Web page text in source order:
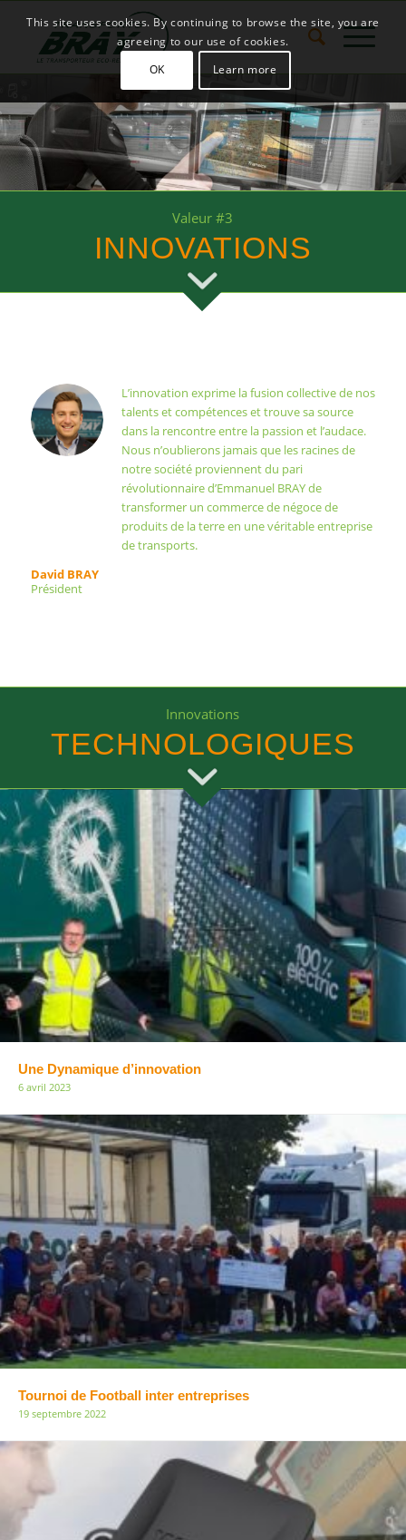
Valeur #3
INNOVATIONS
L’innovation exprime la fusion collective de nos
talents et compétences et trouve sa source
dans la rencontre entre la passion et l’audace.
Nous n’oublierons jamais que les racines de
notre société proviennent du pari
révolutionnaire d’Emmanuel BRAY de
transformer un commerce de négoce de
produits de la terre en une véritable entreprise
de transports.
David BRAY
Président
Innovations
TECHNOLOGIQUES
Une Dynamique d’innovation
6 avril 2023
Tournoi de Football inter entreprises
19 septembre 2022
This site uses cookies. By continuing to browse the site, you are
agreeing to our use of cookies.
OK
Learn more